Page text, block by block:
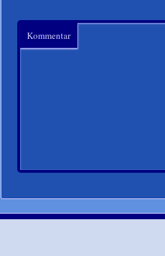
Kommentar